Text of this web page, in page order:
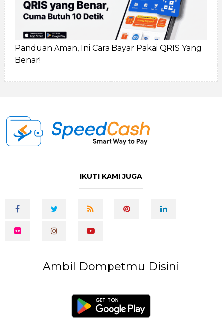
Panduan Aman, Ini Cara Bayar Pakai QRIS Yang
Benar!
IKUTI KAMI JUGA
Ambil Dompetmu Disini